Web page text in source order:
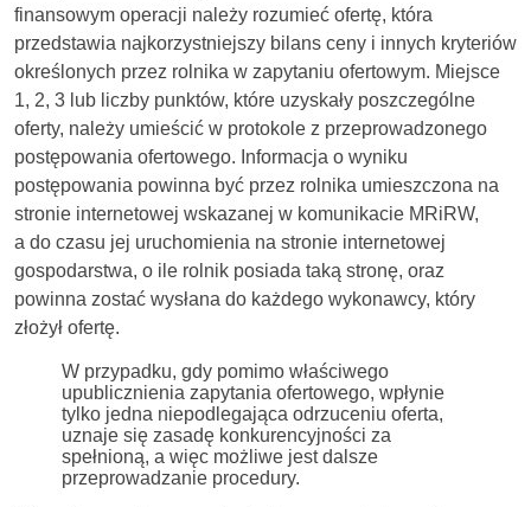
finansowym operacji należy rozumieć ofertę, która
przedstawia najkorzystniejszy bilans ceny i innych kryteriów
określonych przez rolnika w zapytaniu ofertowym. Miejsce
1, 2, 3 lub liczby punktów, które uzyskały poszczególne
oferty, należy umieścić w protokole z przeprowadzonego
postępowania ofertowego. Informacja o wyniku
postępowania powinna być przez rolnika umieszczona na
stronie internetowej wskazanej w komunikacie MRiRW,
a do czasu jej uruchomienia na stronie internetowej
gospodarstwa, o ile rolnik posiada taką stronę, oraz
powinna zostać wysłana do każdego wykonawcy, który
złożył ofertę.
W przypadku, gdy pomimo właściwego
upublicznienia zapytania ofertowego, wpłynie
tylko jedna niepodlegająca odrzuceniu oferta,
uznaje się zasadę konkurencyjności za
spełnioną, a więc możliwe jest dalsze
przeprowadzanie procedury.